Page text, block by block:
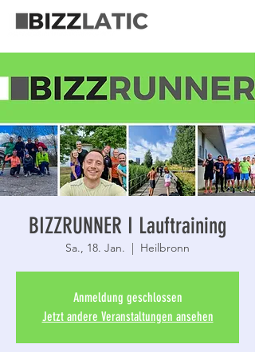
BIZZRUNNER I Lauftraining
Sa., 18. Jan.
  |
Heilbronn
Anmeldung geschlossen
Jetzt andere Veranstaltungen ansehen